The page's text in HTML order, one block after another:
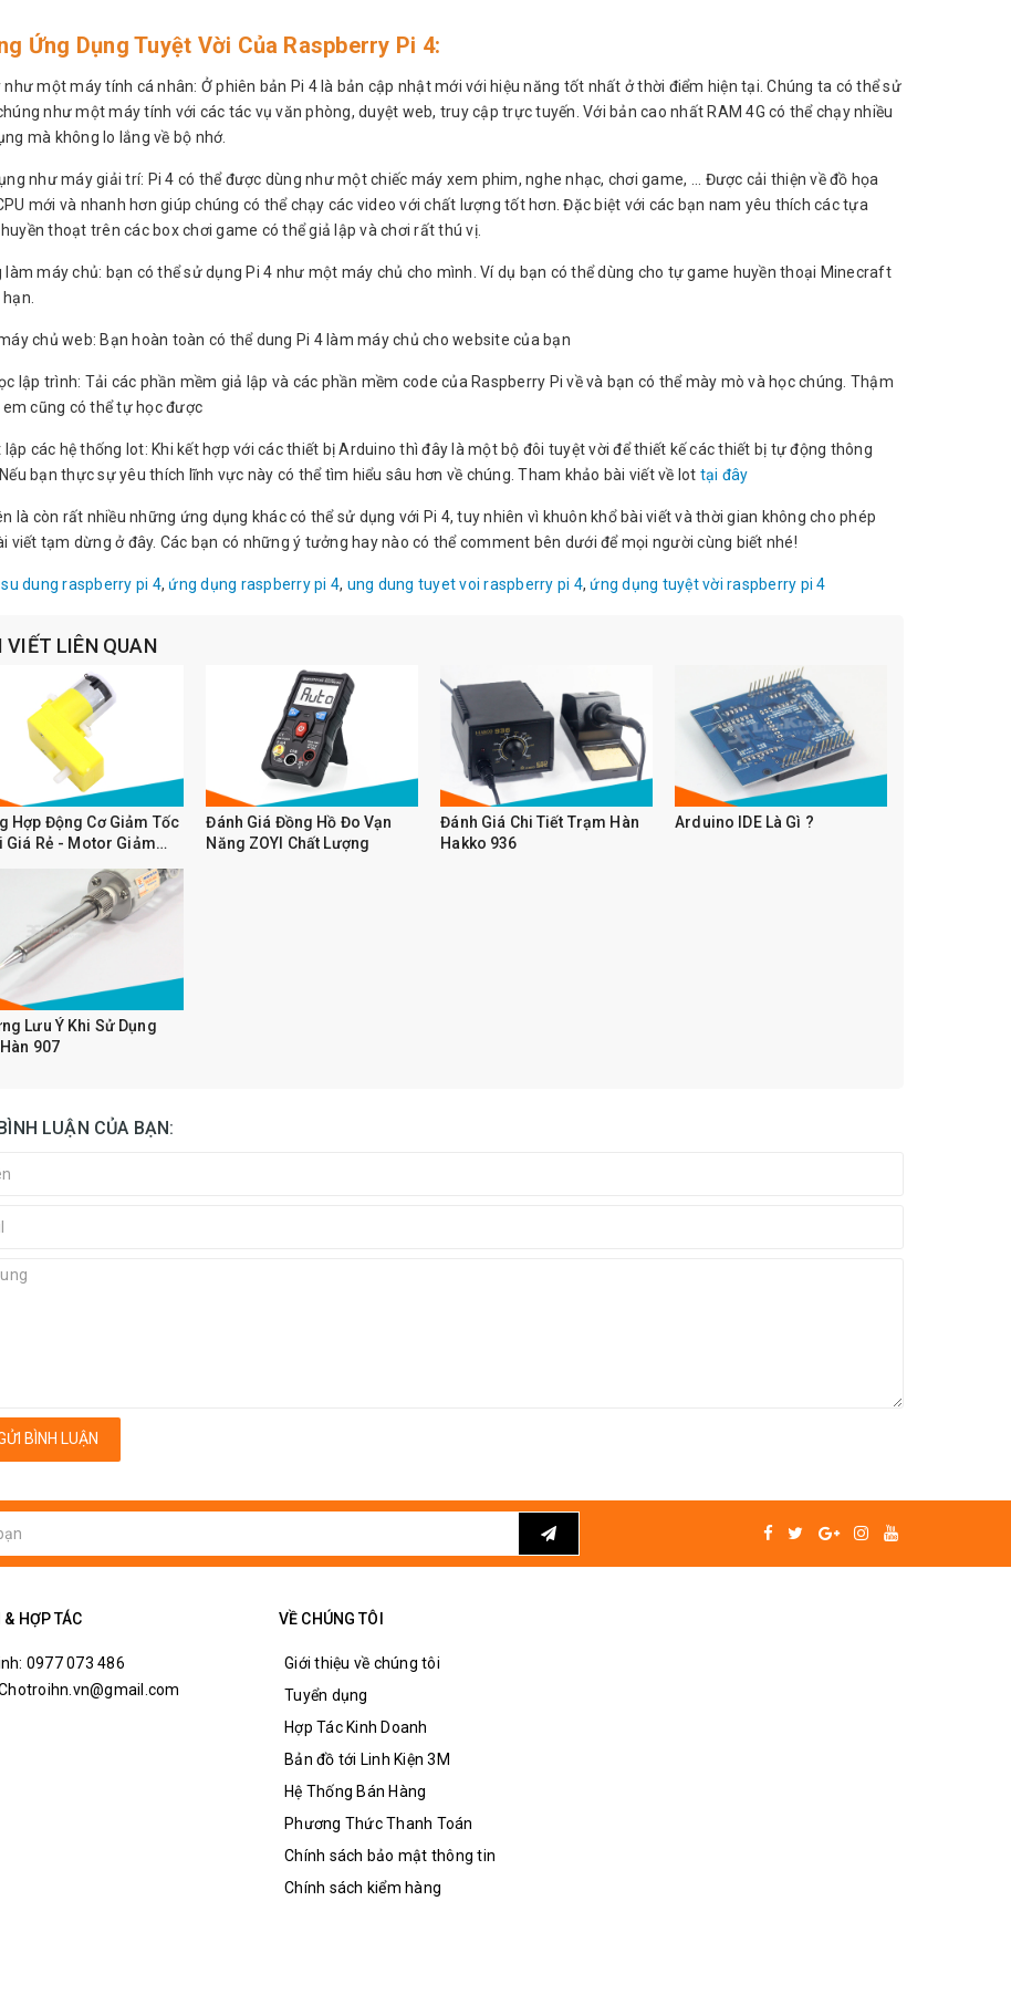
Ứng Dụng Tuyệt Vời Của Raspberry Pi 4:
như một máy tính cá nhân: Ở phiên bản Pi 4 là bản cập nhật mới với hiệu năng tốt nhất ở thời điểm hiện tại. Chúng ta có thể sử
như một máy tính với các tác vụ văn phòng, duyệt web, truy cập trực tuyến. Với bản cao nhất RAM 4G có thể chạy nhiều
mà không lo lắng về bộ nhớ.
như máy giải trí: Pi 4 có thể được dùng như một chiếc máy xem phim, nghe nhạc, chơi game, ... Được cải thiện về đồ họa
mới và nhanh hơn giúp chúng có thể chạy các video với chất lượng tốt hơn. Đặc biệt với các bạn nam yêu thích các tựa
thoạt trên các box chơi game có thể giả lập và chơi rất thú vị.
làm máy chủ: bạn có thể sử dụng Pi 4 như một máy chủ cho mình. Ví dụ bạn có thể dùng cho tự game huyền thoại Minecraft
chủ web: Bạn hoàn toàn có thể dung Pi 4 làm máy chủ cho website của bạn
lập trình: Tải các phần mềm giả lập và các phần mềm code của Raspberry Pi về và bạn có thể mày mò và học chúng. Thậm
em cũng có thể tự học được
lập các hệ thống Iot: Khi kết hợp với các thiết bị Arduino thì đây là một bộ đôi tuyệt vời để thiết kế các thiết bị tự động thông
bạn thực sự yêu thích lĩnh vực này có thể tìm hiểu sâu hơn về chúng. Tham khảo bài viết về Iot tại đây
là còn rất nhiều những ứng dụng khác có thể sử dụng với Pi 4, tuy nhiên vì khuôn khổ bài viết và thời gian không cho phép
viết tạm dừng ở đây. Các bạn có những ý tưởng hay nào có thể comment bên dưới để mọi người cùng biết nhé!
su dung raspberry pi 4, ứng dụng raspberry pi 4, ung dung tuyet voi raspberry pi 4, ứng dụng tuyệt vời raspberry pi 4
VIẾT LIÊN QUAN
Hợp Động Cơ Giảm Tốc
Giá Rẻ - Motor Giảm
Đánh Giá Đồng Hồ Đo Vạn
Năng ZOYI Chất Lượng
Đánh Giá Chi Tiết Trạm Hàn
Hakko 936
Arduino IDE Là Gì ?
Lưu Ý Khi Sử Dụng
907
LUẬN CỦA BẠN:
BÌNH LUẬN
& HỢP TÁC
0977 073 486
VỀ CHÚNG TÔI
Giới thiệu về chúng tôi
Tuyển dụng
Hợp Tác Kinh Doanh
Bản đồ tới Linh Kiện 3M
Hệ Thống Bán Hàng
Phương Thức Thanh Toán
Chính sách bảo mật thông tin
Chính sách kiểm hàng